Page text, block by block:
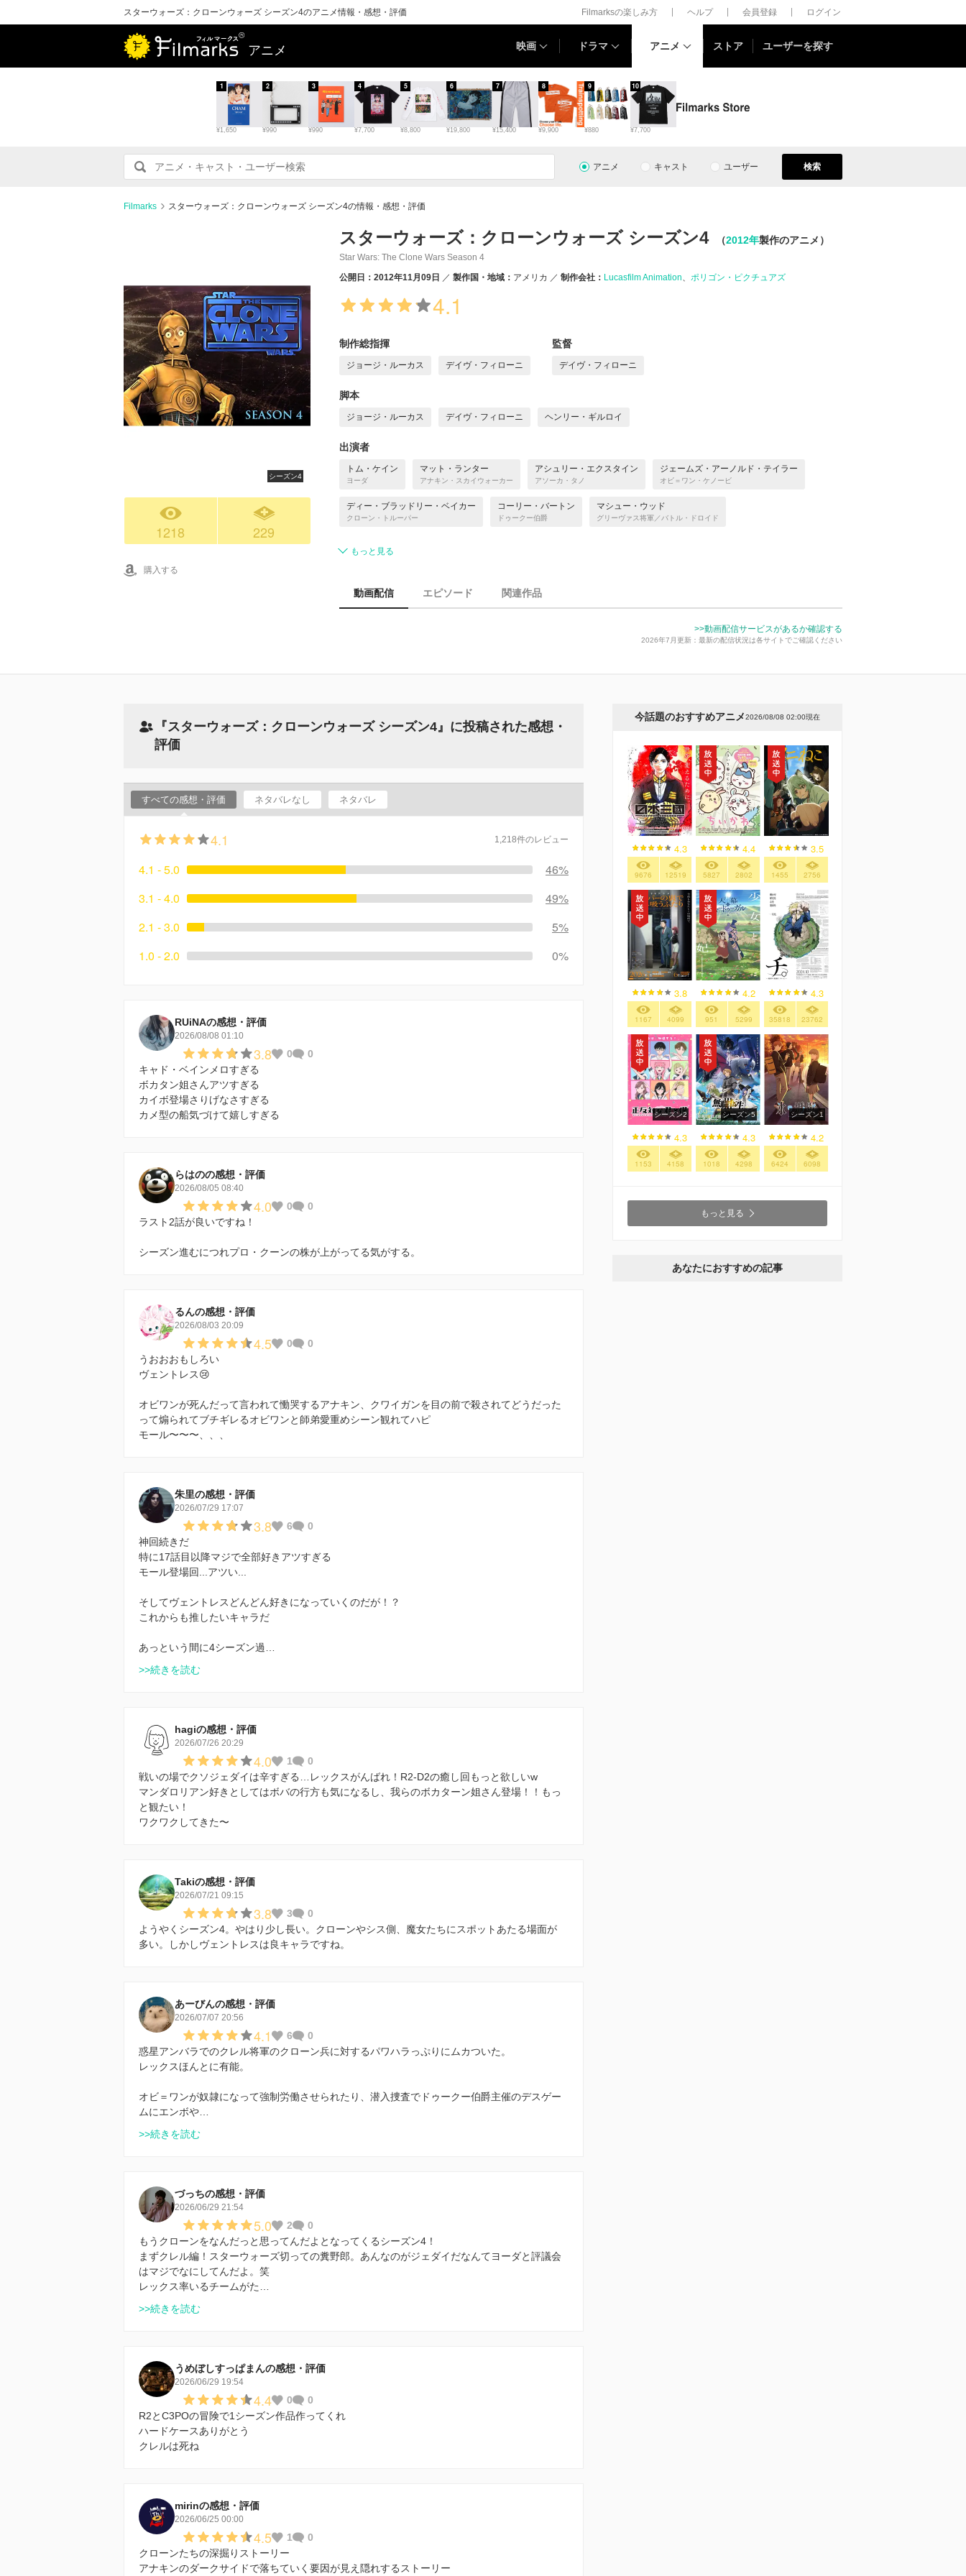
スターウォーズ：クローンウォーズ シーズン4のアニメ情報・感想・評価 Filmarksの楽しみ方 ヘルプ 会員登録 ログイン
アニメ 映画 ドラマ アニメ ストア ユーザーを探す
¥1,650
1
¥990
2
¥990
3
¥7,700
4
¥8,800
5
¥19,800
6
¥15,400
7
¥9,900
8
¥880
9
¥7,700
10
アニメ キャスト ユーザー 検索
Filmarks スターウォーズ：クローンウォーズ シーズン4の情報・感想・評価
シーズン4
1218 229
購入する
スターウォーズ：クローンウォーズ シーズン4 （2012年製作のアニメ）
Star Wars: The Clone Wars Season 4
公開日：2012年11月09日
製作国・地域： アメリカ 制作会社： Lucasfilm Animation ポリゴン・ピクチュアズ
4.1
制作総指揮
ジョージ・ルーカス デイヴ・フィローニ
監督
デイヴ・フィローニ
脚本
ジョージ・ルーカス デイヴ・フィローニ ヘンリー・ギルロイ
出演者
トム・ケイン
ヨーダ
マット・ランター
アナキン・スカイウォーカー
アシュリー・エクスタイン
アソーカ・タノ
ジェームズ・アーノルド・テイラー
オビ＝ワン・ケノービ
ディー・ブラッドリー・ベイカー
クローン・トルーパー
コーリー・バートン
ドゥークー伯爵
マシュー・ウッド
グリーヴァス将軍／バトル・ドロイド
もっと見る
動画配信 エピソード 関連作品
>>動画配信サービスがあるか確認する
2026年7月更新：最新の配信状況は各サイトでご確認ください
『スターウォーズ：クローンウォーズ シーズン4』に投稿された感想・
評価
すべての感想・評価 ネタバレなし ネタバレ
4.1 1,218件のレビュー
4.1 - 5.0
46%
3.1 - 4.0
49%
2.1 - 3.0
5%
1.0 - 2.0
0%
RUiNAの感想・評価
2026/08/08 01:10
3.8 0
0
キャド・ベインメロすぎる
ボカタン姐さんアツすぎる
カイボ登場さりげなさすぎる
カメ型の船気づけて嬉しすぎる
らはのの感想・評価
2026/08/05 08:40
4.0 0
0
ラスト2話が良いですね！
シーズン進むにつれプロ・クーンの株が上がってる気がする。
るんの感想・評価
2026/08/03 20:09
4.5 0
0
うおおおもしろい
ヴェントレス😢
オビワンが死んだって言われて慟哭するアナキン、クワイガンを目の前で殺されてどうだった
って煽られてブチギレるオビワンと師弟愛重めシーン観れてハピ
モール〜〜〜、、、
朱里の感想・評価
2026/07/29 17:07
3.8 6
0
神回続きだ
特に17話目以降マジで全部好きアツすぎる
モール登場回...アツい...
そしてヴェントレスどんどん好きになっていくのだが！？
これからも推したいキャラだ
あっという間に4シーズン過…
>>続きを読む
hagiの感想・評価
2026/07/26 20:29
4.0 1
0
戦いの場でクソジェダイは辛すぎる…レックスがんばれ！R2-D2の癒し回もっと欲しいw
マンダロリアン好きとしてはボバの行方も気になるし、我らのボカターン姐さん登場！！もっ
と観たい！
ワクワクしてきた〜
Takiの感想・評価
2026/07/21 09:15
3.8 3
0
ようやくシーズン4。やはり少し長い。クローンやシス側、魔女たちにスポットあたる場面が
多い。しかしヴェントレスは良キャラですね。
あーびんの感想・評価
2026/07/07 20:56
4.1 6
0
惑星アンバラでのクレル将軍のクローン兵に対するパワハラっぷりにムカついた。
レックスほんとに有能。
オビ＝ワンが奴隷になって強制労働させられたり、潜入捜査でドゥークー伯爵主催のデスゲー
ムにエンボや…
>>続きを読む
づっちの感想・評価
2026/06/29 21:54
5.0 2
0
もうクローンをなんだっと思ってんだよとなってくるシーズン4！
まずクレル編！スターウォーズ切っての糞野郎。あんなのがジェダイだなんてヨーダと評議会
はマジでなにしてんだよ。笑
レックス率いるチームがた…
>>続きを読む
うめぼしすっぱまんの感想・評価
2026/06/29 19:54
4.4 0
0
R2とC3POの冒険で1シーズン作品作ってくれ
ハードケースありがとう
クレルは死ね
mirinの感想・評価
2026/06/25 00:00
4.5 1
0
クローンたちの深掘りストーリー
アナキンのダークサイドで落ちていく要因が見え隠れするストーリー
今話題のおすすめアニメ2026/08/08 02:00現在
4.3
9676 12519
4.4
5827 2802
3.5
1455 2756
3.8
1167 4099
4.2
951 5299
4.3
35818 23762
シーズン2
4.3
1153 4158
シーズン5
4.3
1018 4298
シーズン1
4.2
6424 6098
もっと見る
あなたにおすすめの記事